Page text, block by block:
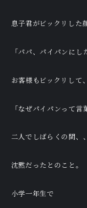
息子君がビックリした
「パパ、パイパンにし
お客様もビックリして、
「なぜパイパンって言
二人でしばらくの間、、
沈黙だったとのこと。
小学一年生で